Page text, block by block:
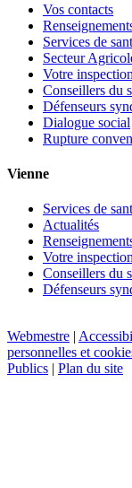
Vos contacts
Services de
Secteur
Votre
Conseillers du
Défenseurs
Dialogue social
Rupture
Vienne
Services de
Actualités
Votre
Conseillers du
Défenseurs
Webmestre |
personnelles et
Publics | Plan du site